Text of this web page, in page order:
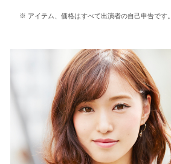
アイテム、価格はすべて出演者の自己申告です。